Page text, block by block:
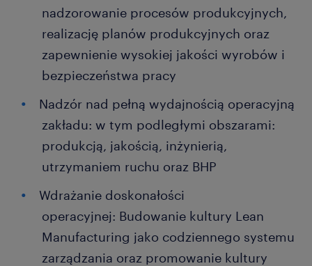
nadzorowanie procesów produkcyjnych,
realizację planów produkcyjnych oraz
zapewnienie wysokiej jakości wyrobów i
bezpieczeństwa pracy
Nadzór nad pełną wydajnością operacyjną
zakładu: w tym podległymi obszarami:
produkcją, jakością, inżynierią,
utrzymaniem ruchu oraz BHP
Wdrażanie doskonałości
operacyjnej: Budowanie kultury Lean
Manufacturing jako codziennego systemu
zarządzania oraz promowanie kultury